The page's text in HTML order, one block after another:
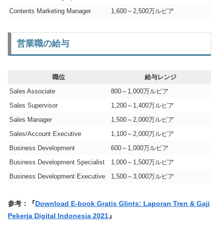
Contents Marketing Manager
1,600～2,500万ルピア
営業職の給与
職位
給与レンジ
Sales Associate
800～1,000万ルピア
Sales Supervisor
1,200～1,400万ルピア
Sales Manager
1,500～2,000万ルピア
Sales/Account Executive
1,100～2,000万ルピア
Business Development
600～1,000万ルピア
Business Development Specialist
1,000～1,500万ルピア
Business Development Executive
1,500～3,000万ルピア
参考：『Download E-book Gratis Glints: Laporan Tren & Gaji
Pekerja Digital Indonesia 2021』